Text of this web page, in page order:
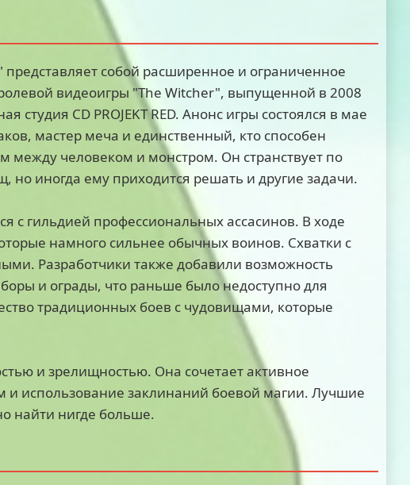
представляет собой расширенное и ограниченное
видеоигры "The Witcher", выпущенной в 2008
студия CD PROJEKT RED. Анонс игры состоялся в мае
мастер меча и единственный, кто способен
между человеком и монстром. Он странствует по
иногда ему приходится решать и другие задачи.
с гильдией профессиональных ассасинов. В ходе
намного сильнее обычных воинов. Схватки с
Разработчики также добавили возможность
и ограды, что раньше было недоступно для
традиционных боев с чудовищами, которые
и зрелищностью. Она сочетает активное
использование заклинаний боевой магии. Лучшие
найти нигде больше.